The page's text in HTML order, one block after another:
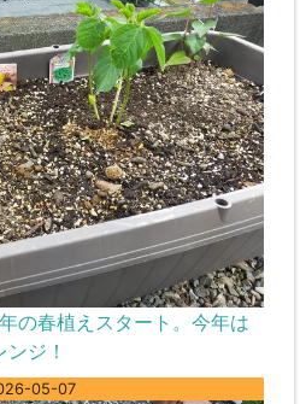
の春植えスタート。今年は
ジ！
05-07